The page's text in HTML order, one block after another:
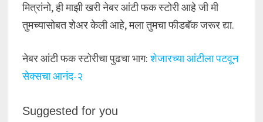
मित्रांनो, ही माझी खरी नेबर आंटी फक स्टोरी आहे जी मी
तुमच्यासोबत शेअर केली आहे, मला तुमचा फीडबॅक जरूर द्या.
नेबर आंटी फक स्टोरीचा पुढचा भाग:शेजारच्या आंटीला पटवून
सेक्सचा आनंद-२
Suggested for you